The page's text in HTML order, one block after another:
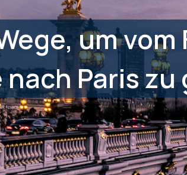
um
nach Paris zu